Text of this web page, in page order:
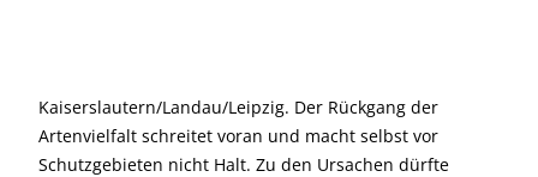
Kaiserslautern/Landau/Leipzig. Der Rückgang der
Artenvielfalt schreitet voran und macht selbst vor
Schutzgebieten nicht Halt. Zu den Ursachen dürfte